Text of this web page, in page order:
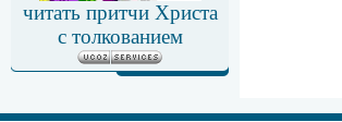
читать притчи Христа
с толкованием